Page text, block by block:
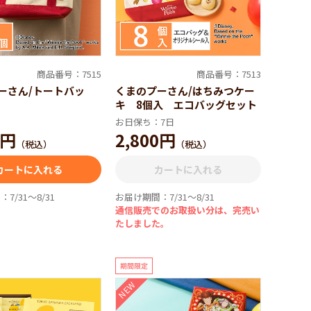
れるショコラサンドが登場！ 「トイ・ストーリ
お見逃しなく! ぜひ、映画と一緒にお楽しみくだ
商品番号：7515
さん/トートバッ
（税込）
ートに入れる
7/31～8/31
商品番号：7513
くまのプーさん/はちみつケー
キ 8個入 エコバッグセット
お日保ち：7日
2,800円 （税込）
カートに入れる
お届け期間：7/31～8/31
通信販売でのお取扱い分は、完売い
たしました。
NEW